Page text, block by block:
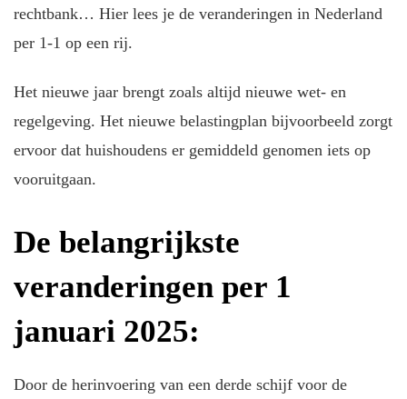
rechtbank… Hier lees je de veranderingen in Nederland
per 1-1 op een rij.
Het nieuwe jaar brengt zoals altijd nieuwe wet- en
regelgeving. Het nieuwe belastingplan bijvoorbeeld zorgt
ervoor dat huishoudens er gemiddeld genomen iets op
vooruitgaan.
De belangrijkste
veranderingen per 1
januari 2025:
Door de herinvoering van een derde schijf voor de